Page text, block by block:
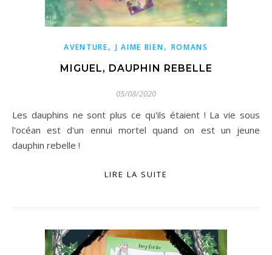
AVENTURE, J AIME BIEN, ROMANS
MIGUEL, DAUPHIN REBELLE
05/08/2020
Les dauphins ne sont plus ce qu'ils étaient ! La vie sous
l'océan est d'un ennui mortel quand on est un jeune
dauphin rebelle !
LIRE LA SUITE